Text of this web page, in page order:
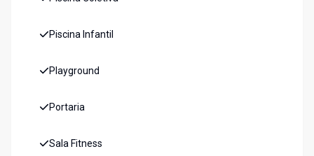
Piscina Infantil
Playground
Portaria
Sala Fitness